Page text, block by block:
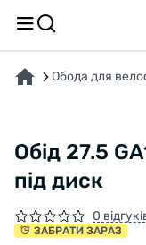
Обода для
Обід 27.5
під диск
0
ЗАБРАТИ ЗАРАЗ
ПРО ТОВАР